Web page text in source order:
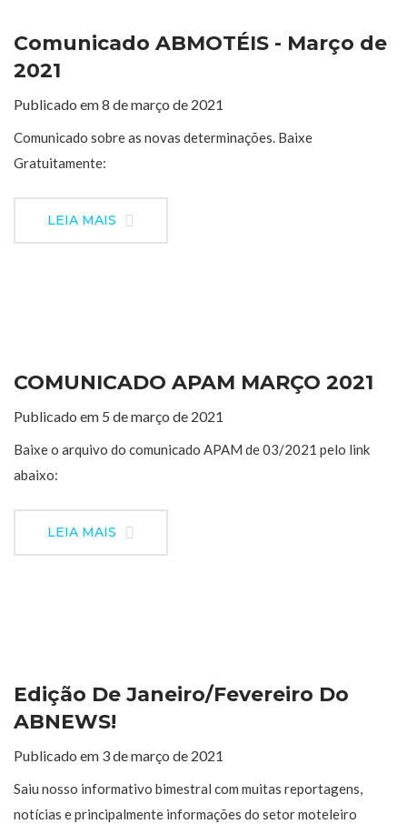
Comunicado ABMOTÉIS - Março de
2021
Publicado em 8 de março de 2021
Comunicado sobre as novas determinações. Baixe
Gratuitamente:
LEIA MAIS
COMUNICADO APAM MARÇO 2021
Publicado em 5 de março de 2021
Baixe o arquivo do comunicado APAM de 03/2021 pelo link
abaixo:
LEIA MAIS
Edição De Janeiro/Fevereiro Do
ABNEWS!
Publicado em 3 de março de 2021
Saiu nosso informativo bimestral com muitas reportagens,
notícias e principalmente informações do setor moteleiro